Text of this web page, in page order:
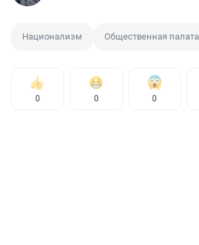
Национализм Общественная палата
0 0 0